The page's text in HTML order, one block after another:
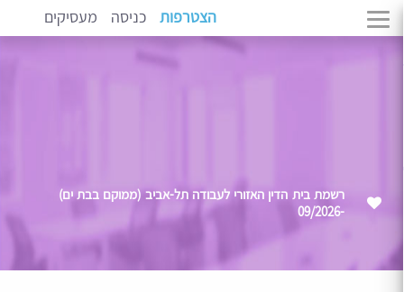
הצטרפות כניסה מעסיקים
רשמת בית הדין האזורי לעבודה תל-אביב (ממוקם בבת ים)
-09/2026